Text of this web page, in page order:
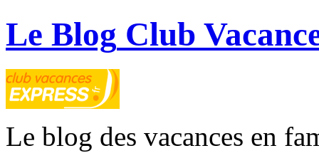
Le Blog Club
Le blog des vacances en